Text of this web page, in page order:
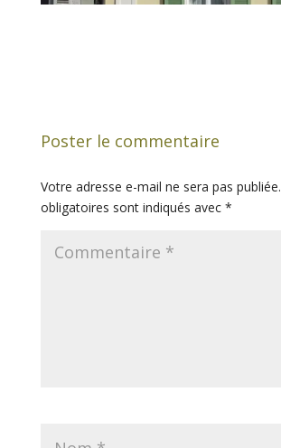
Poster le commentaire
Votre adresse e-mail ne sera pas publiée.
obligatoires sont indiqués avec *